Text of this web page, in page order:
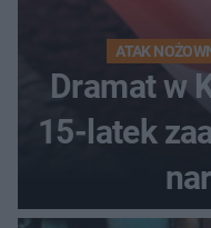
ATAK
Dramat w
15-latek